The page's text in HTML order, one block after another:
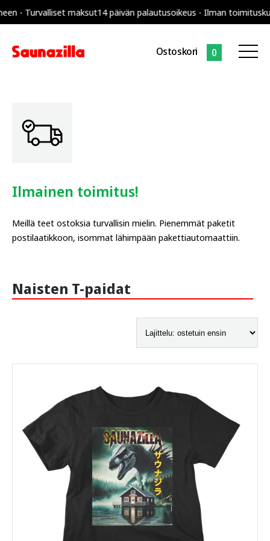
maksut14 päivän palautusoikeus - Ilman toimituskuluja koko
Ostoskori 0
Ilmainen toimitus!
Meillä teet ostoksia turvallisin mielin. Pienemmät paketit
postilaatikkoon, isommat lähimpään pakettiautomaattiin.
Naisten T-paidat